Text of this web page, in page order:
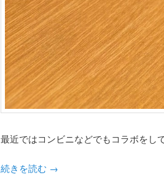
最近ではコンビニなどでもコラボをし
続きを読む →